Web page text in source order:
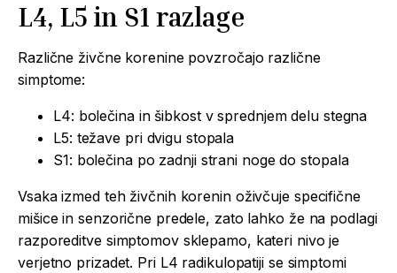
L4, L5 in S1 razlage
Različne živčne korenine povzročajo različne
simptome:
L4: bolečina in šibkost v sprednjem delu stegna
L5: težave pri dvigu stopala
S1: bolečina po zadnji strani noge do stopala
Vsaka izmed teh živčnih korenin oživčuje specifične
mišice in senzorične predele, zato lahko že na podlagi
razporeditve simptomov sklepamo, kateri nivo je
verjetno prizadet. Pri L4 radikulopatiji se simptomi